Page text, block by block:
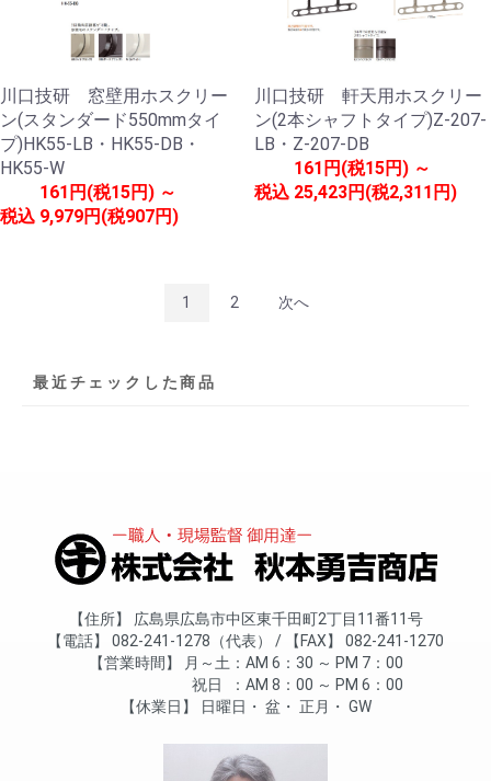
川口技研 窓壁用ホスクリー
ン(スタンダード550mmタイ
プ)HK55-LB・HK55-DB・
HK55-W
税込
161円(税15円) ～
9,979円(税907円)
川口技研 軒天用ホスクリー
ン(2本シャフトタイプ)Z-207-
LB・Z-207-DB
税込
161円(税15円) ～
25,423円(税2,311円)
1 2 次へ
最近チェックした商品
住所
広島県広島市中区東千田町2丁目11番11号
電話
082-241-1278（代表） FAX
082-241-1270
営業時間
月～土
AM 6：30 ～ PM 7：00
祝日
AM 8：00 ～ PM 6：00
休業日
日曜日 盆 正月 GW